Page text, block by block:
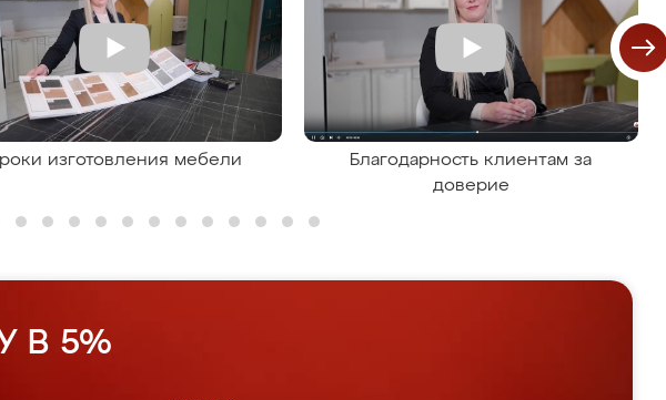
изготовления мебели
Благодарность клиентам за
доверие
В 5%